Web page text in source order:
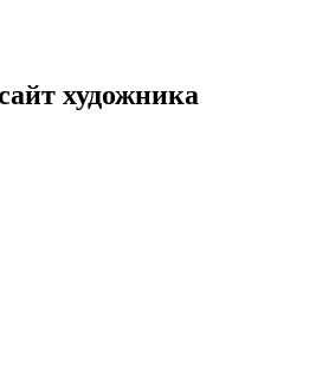
художника